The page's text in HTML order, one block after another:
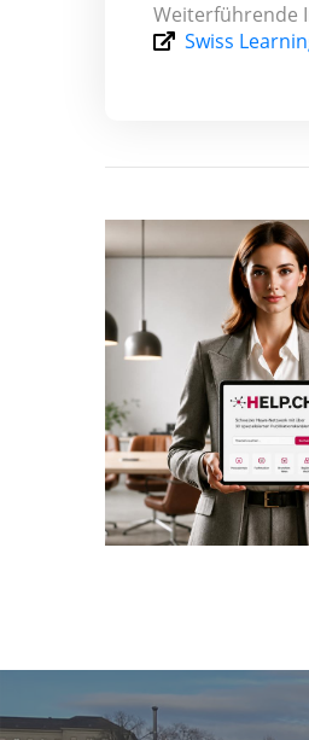
Weiterführende
Swiss